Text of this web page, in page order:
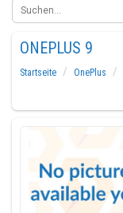
ONEPLUS 9
Startseite OnePlus